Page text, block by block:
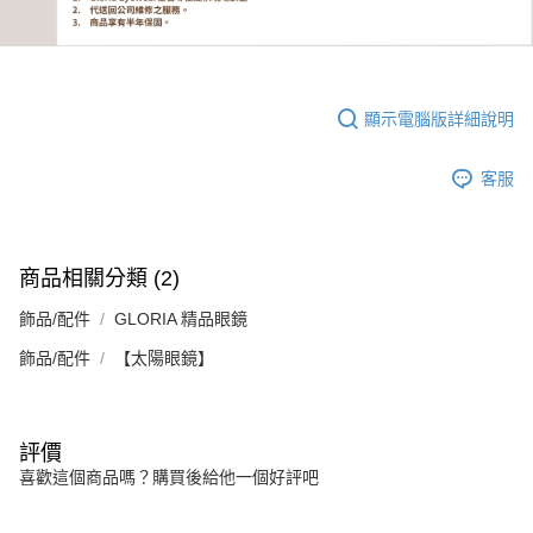
顯示電腦版詳細說明
客服
商品相關分類 (2)
飾品/配件 GLORIA 精品眼鏡
飾品/配件 【太陽眼鏡】
評價
喜歡這個商品嗎？購買後給他一個好評吧